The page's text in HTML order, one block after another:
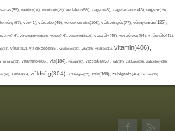
vashiány(31), védekezés(28), védelem(59), vegán(48), vegetáriánus(43), vegyszer(28),
vér(41), vércukor(49), vércukorszint(108), vérkeringés(77), vérnyomás(125),
vérszegénység(34), vese(46), veszekedés(29), veszély(45), veszélyes(54), világháló(41),
vírus(82), viselkedés(86), viszketés(30), vita(34), vitalitás(31), vitamin(406),
vitaminok(86), víz(184), vizsga(26), vizsgálat(59), zab(34), zabkása(36), zabpehely(36),
zene(85), zöldség(304), zöldségek(32), zsír(166), zsírégetés(46), zsírsav(25)